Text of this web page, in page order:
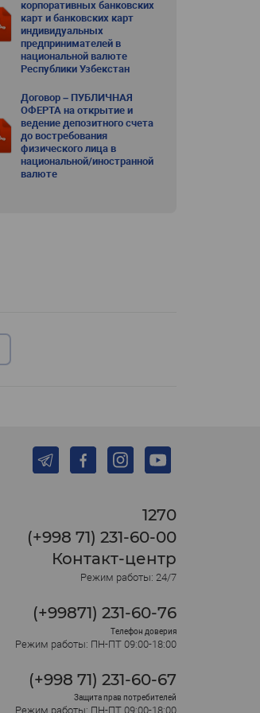
корпоративных банковских
карт и банковских карт
индивидуальных
предпринимателей в
национальной валюте
Республики Узбекстан
Договор – ПУБЛИЧНАЯ
ОФЕРТА на открытие и
ведение депозитного счета
до востребования
физического лица в
национальной/иностранной
валюте
1270
(+998 71) 231-60-00
Контакт-центр
Режим работы: 24/7
(+99871) 231-60-76
Телефон доверия
Режим работы: ПН-ПТ 09:00-18:00
(+998 71) 231-60-67
Защита прав потребителей
Режим работы: ПН-ПТ 09:00-18:00